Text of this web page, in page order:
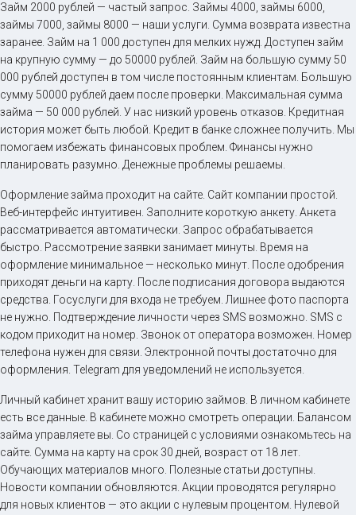
Займ 2000 рублей — частый запрос. Займы 4000, займы 6000,
займы 7000, займы 8000 — наши услуги. Сумма возврата известна
заранее. Займ на 1 000 доступен для мелких нужд. Доступен займ
на крупную сумму — до 50000 рублей. Займ на большую сумму 50
000 рублей доступен в том числе постоянным клиентам. Большую
сумму 50000 рублей даем после проверки. Максимальная сумма
займа — 50 000 рублей. У нас низкий уровень отказов. Кредитная
история может быть любой. Кредит в банке сложнее получить. Мы
помогаем избежать финансовых проблем. Финансы нужно
планировать разумно. Денежные проблемы решаемы.
Оформление займа проходит на сайте. Сайт компании простой.
Веб-интерфейс интуитивен. Заполните короткую анкету. Анкета
рассматривается автоматически. Запрос обрабатывается
быстро. Рассмотрение заявки занимает минуты. Время на
оформление минимальное — несколько минут. После одобрения
приходят деньги на карту. После подписания договора выдаются
средства. Госуслуги для входа не требуем. Лишнее фото паспорта
не нужно. Подтверждение личности через SMS возможно. SMS с
кодом приходит на номер. Звонок от оператора возможен. Номер
телефона нужен для связи. Электронной почты достаточно для
оформления. Telegram для уведомлений не используется.
Личный кабинет хранит вашу историю займов. В личном кабинете
есть все данные. В кабинете можно смотреть операции. Балансом
займа управляете вы. Со страницей с условиями ознакомьтесь на
сайте. Сумма на карту на срок 30 дней, возраст от 18 лет.
Обучающих материалов много. Полезные статьи доступны.
Новости компании обновляются. Акции проводятся регулярно
для новых клиентов — это акции с нулевым процентом. Нулевой